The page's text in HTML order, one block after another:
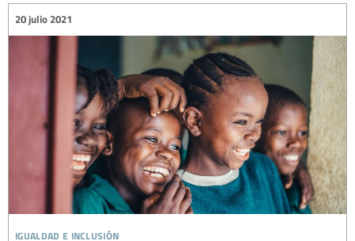
igualdad e inclusión
20 julio 2021